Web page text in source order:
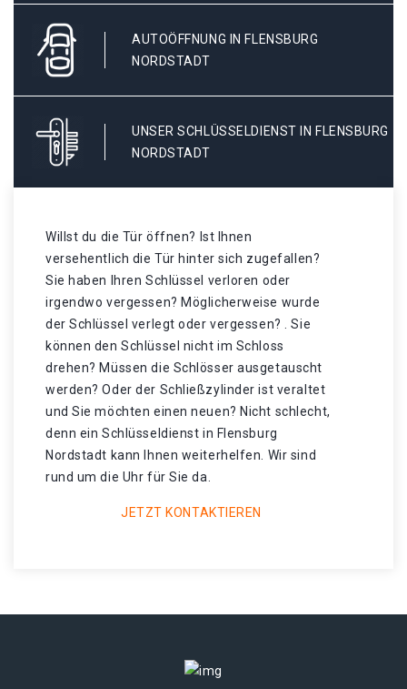
AUTOÖFFNUNG IN FLENSBURG
NORDSTADT
UNSER SCHLÜSSELDIENST IN FLENSBURG
NORDSTADT
Willst du die Tür öffnen? Ist Ihnen
versehentlich die Tür hinter sich zugefallen?
Sie haben Ihren Schlüssel verloren oder
irgendwo vergessen? Möglicherweise wurde
der Schlüssel verlegt oder vergessen? . Sie
können den Schlüssel nicht im Schloss
drehen? Müssen die Schlösser ausgetauscht
werden? Oder der Schließzylinder ist veraltet
und Sie möchten einen neuen? Nicht schlecht,
denn ein Schlüsseldienst in Flensburg
Nordstadt kann Ihnen weiterhelfen. Wir sind
rund um die Uhr für Sie da.
JETZT KONTAKTIEREN